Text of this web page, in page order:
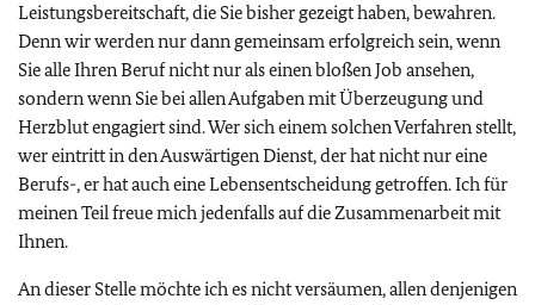
Leistungsbereitschaft, die Sie bisher gezeigt haben, bewahren.
Denn wir werden nur dann gemeinsam erfolgreich sein, wenn
Sie alle Ihren Beruf nicht nur als einen bloßen Job ansehen,
sondern wenn Sie bei allen Aufgaben mit Überzeugung und
Herzblut engagiert sind. Wer sich einem solchen Verfahren stellt,
wer eintritt in den Auswärtigen Dienst, der hat nicht nur eine
Berufs-, er hat auch eine Lebensentscheidung getroffen. Ich für
meinen Teil freue mich jedenfalls auf die Zusammenarbeit mit
Ihnen.
An dieser Stelle möchte ich es nicht versäumen, allen denjenigen